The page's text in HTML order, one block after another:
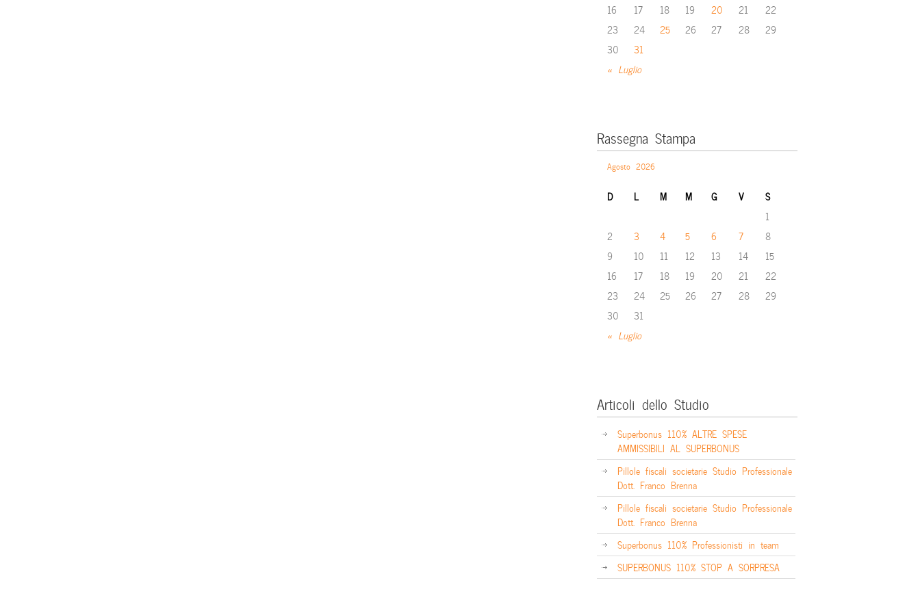
« Luglio
16
17 18 19 20 21
22
23
24 25 26 27 28
29
30
31
Rassegna Stampa
Agosto 2026
D L M M G V S
« Luglio
1
2
3 4 5 6 7
8
9
10 11 12 13 14
15
16
17 18 19 20 21
22
23
24 25 26 27 28
29
30
31
Articoli dello Studio
Superbonus 110% ALTRE SPESE
AMMISSIBILI AL SUPERBONUS
Pillole fiscali societarie Studio Professionale
Dott. Franco Brenna
Pillole fiscali societarie Studio Professionale
Dott. Franco Brenna
Superbonus 110% Professionisti in team
SUPERBONUS 110% STOP A SORPRESA